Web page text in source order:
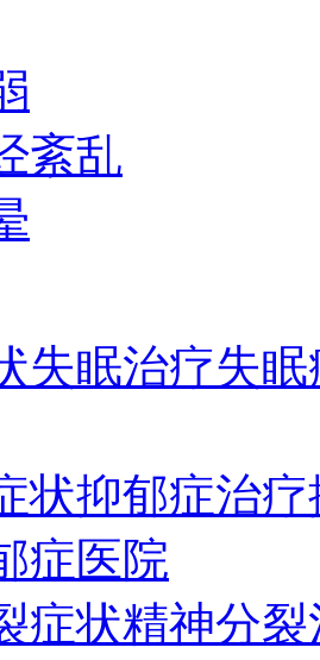
紊乱
失眠治疗失
状抑郁症治疗
症医院
症状精神分裂